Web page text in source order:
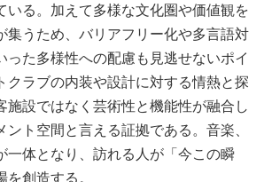
いる。加えて多様な文化圏や価値観を
集うため、バリアフリー化や多言語対
った多様性への配慮も見逃せないポイ
クラブの内装や設計に対する情熱と探
施設ではなく芸術性と機能性が融合し
ト空間と言える証拠である。音楽、
一体となり、訪れる人が「今この瞬
創造する。